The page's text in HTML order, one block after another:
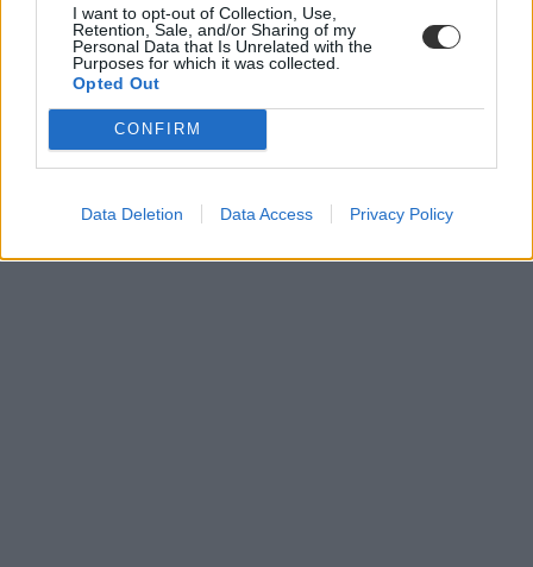
I want to opt-out of Collection, Use,
Retention, Sale, and/or Sharing of my
Personal Data that Is Unrelated with the
Purposes for which it was collected.
Opted Out
CONFIRM
Data Deletion Data Access Privacy Policy
szavazás állása